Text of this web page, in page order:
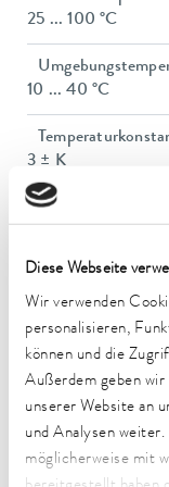
Diese Webseite
Wir verwenden
personalisieren,
können und die
Außerdem geben
unserer Website an
und Analysen
möglicherweise mit
25 ... 100 °C
10 ... 40 °C
3 ± K
Heizleistung max.
1,5 kW
16 A